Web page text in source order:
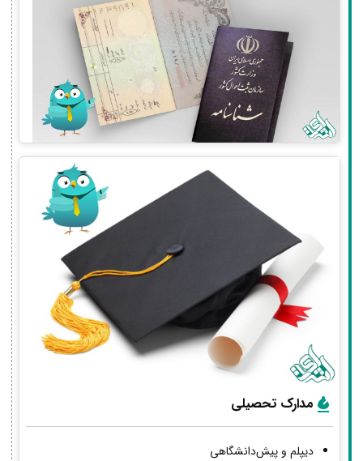
مدارک تحصیلی
دیپلم و پیش‌دانشگاهی